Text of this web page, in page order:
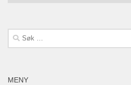
Søk
etter:
MENY